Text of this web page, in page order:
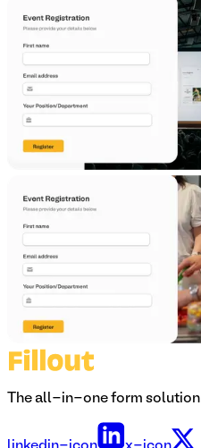
The all-in-one form solution